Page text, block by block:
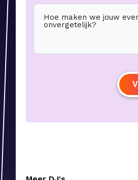
Hoe maken we jouw
onvergetelijk?